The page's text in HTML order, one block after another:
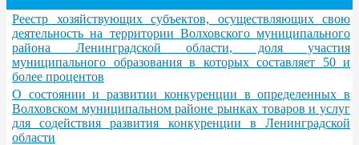
Реестр хозяйствующих субъектов, осуществляющих свою
деятельность на территории Волховского муниципального
района Ленинградской области, доля участия
муниципального образования в которых составляет 50 и
более процентов
О состоянии и развитии конкуренции в определенных в
Волховском муниципальном районе рынках товаров и услуг
для содействия развития конкуренции в Ленинградской
области